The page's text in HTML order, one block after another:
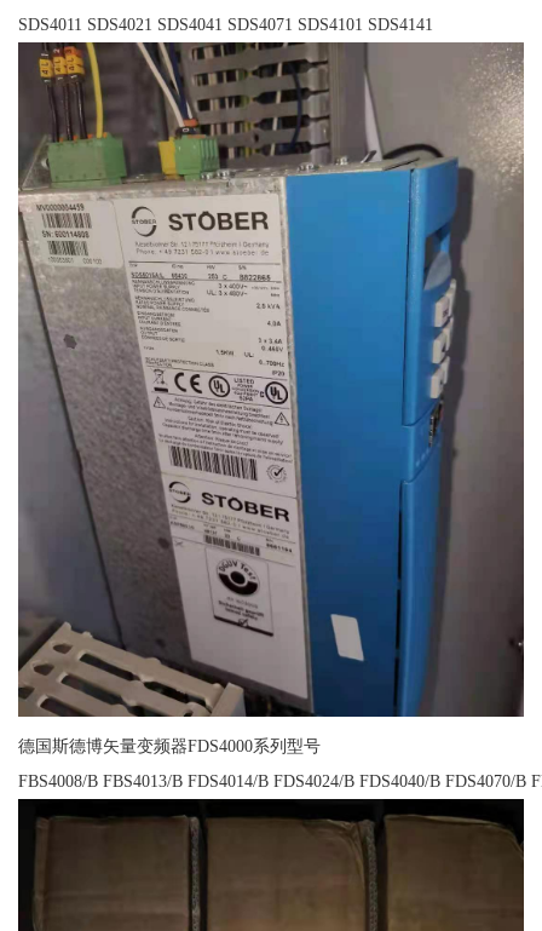
SDS4011 SDS4021 SDS4041 SDS4071 SDS4101 SDS4141
德国斯德博矢量变频器FDS4000系列型号
FBS4008/B FBS4013/B FDS4014/B FDS4024/B FDS4040/B FDS4070/B